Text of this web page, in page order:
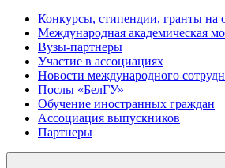
Конкурсы, стипендии, гранты на
Международная академическая
Вузы-партнеры
Участие в ассоциациях
Новости международного
Послы «БелГУ»
Обучение иностранных граждан
Ассоциация выпускников
Партнеры